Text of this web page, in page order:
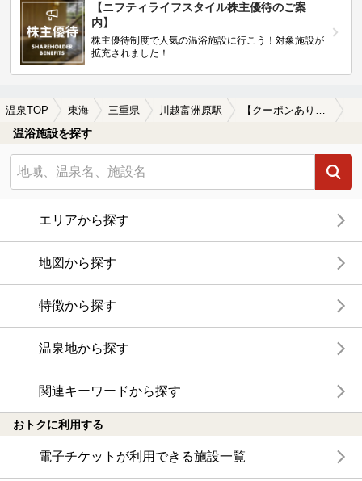
【ニフティライフスタイル株主優待のご案
内】
株主優待制度で人気の温浴施設に行こう！対象施設が
拡充されました！
温泉TOP 東海 三重県 川越富洲原駅 【クーポンあり】冷え性に効能がある川越富洲原駅近くの温泉、日帰り温泉、スーパー銭湯おすすめ
温浴施設を探す
エリアから探す
地図から探す
特徴から探す
温泉地から探す
関連キーワードから探す
おトクに利用する
電子チケットが利用できる施設一覧